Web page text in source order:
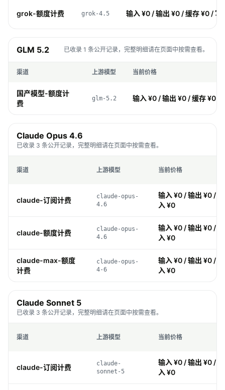
grok-额度计费 grok-4.5 输入 ¥0 / 输出 ¥0 / 缓存 ¥0 / 写
GLM 5.2 已收录 1 条公开记录，完整明细请在页面中按需查看。
渠道 上游模型 当前价格
国产模型-额度计
费
glm-5.2 输入 ¥0 / 输出 ¥0 / 缓存 ¥0 /
Claude Opus 4.6
已收录 3 条公开记录，完整明细请在页面中按需查看。
渠道 上游模型 当前价格
claude-订阅计费
claude-opus-
4.6
输入 ¥0 / 输出 ¥0 /
入 ¥0
claude-额度计费
claude-opus-
4.6
输入 ¥0 / 输出 ¥0 /
入 ¥0
claude-max-额度
计费
claude-opus-
4-6
输入 ¥0 / 输出 ¥0 /
入 ¥0
Claude Sonnet 5
已收录 3 条公开记录，完整明细请在页面中按需查看。
渠道 上游模型 当前价格
claude-订阅计费
claude-
sonnet-5
输入 ¥0 / 输出 ¥0 /
入 ¥0